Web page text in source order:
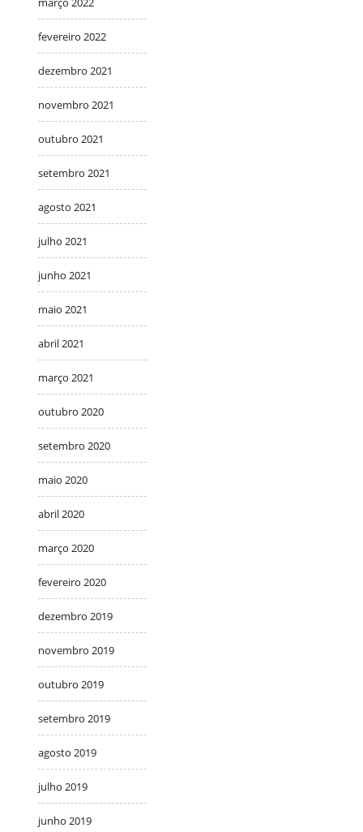
fevereiro 2022
dezembro 2021
novembro 2021
outubro 2021
setembro 2021
agosto 2021
julho 2021
junho 2021
maio 2021
abril 2021
março 2021
outubro 2020
setembro 2020
maio 2020
abril 2020
março 2020
fevereiro 2020
dezembro 2019
novembro 2019
outubro 2019
setembro 2019
agosto 2019
julho 2019
junho 2019